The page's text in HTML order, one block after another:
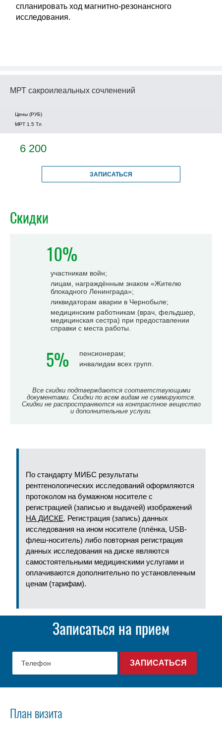
спланировать ход магнитно-резонансного
исследования.
МРТ сакроилеальных сочленений
Цены (РУБ)
МРТ 1.5 Tл
6 200
ЗАПИСАТЬСЯ
Скидки
10%
участникам войн;
лицам, награждённым знаком «Жителю
блокадного Ленинграда»;
ликвидаторам аварии в Чернобыле;
медицинским работникам (врач, фельдшер,
медицинская сестра) при предоставлении
справки с места работы.
5%
пенсионерам;
инвалидам всех групп.
Все скидки подтверждаются соответствующими
документами. Скидки по всем видам не суммируются.
Скидки не распространяются на контрастное вещество
и дополнительные услуги.
По стандарту МИБС результаты
рентгенологических исследований оформляются
протоколом на бумажном носителе с
регистрацией (записью и выдачей) изображений
НА ДИСКЕ. Регистрация (запись) данных
исследования на ином носителе (плёнка, USB-
флеш-носитель) либо повторная регистрация
данных исследования на диске являются
самостоятельными медицинскими услугами и
оплачиваются дополнительно по установленным
ценам (тарифам).
Записаться на прием
План визита